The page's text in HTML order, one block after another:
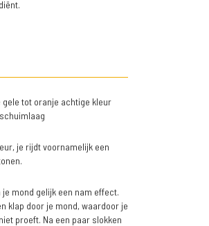
tot oranje achtige kleur
je rijdt voornamelijk een
mond gelijk een nam effect.
klap door je mond, waardoor je
proeft. Na een paar slokken